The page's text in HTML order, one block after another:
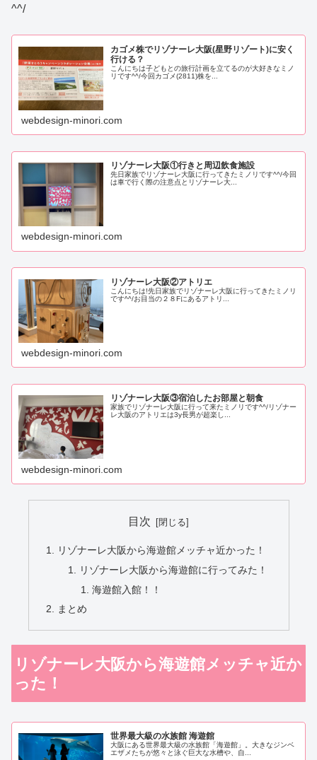
^^/
カゴメ株でリゾナーレ大阪(星野リゾート)に安く
行ける？
こんにちは子どもとの旅行計画を立てるのが大好きなミノ
リです^^/今回カゴメ(2811)株を...
webdesign-minori.com
リゾナーレ大阪①行きと周辺飲食施設
先日家族でリゾナーレ大阪に行ってきたミノリです^^/今回
は車で行く際の注意点とリゾナーレ大...
webdesign-minori.com
リゾナーレ大阪②アトリエ
こんにちは!先日家族でリゾナーレ大阪に行ってきたミノリ
です^^/お目当の２８Fにあるアトリ...
webdesign-minori.com
リゾナーレ大阪③宿泊したお部屋と朝食
家族でリゾナーレ大阪に行って来たミノリです^^/リゾナー
レ大阪のアトリエは3y長男が超楽し...
webdesign-minori.com
目次
リゾナーレ大阪から海遊館メッチャ近かった！
リゾナーレ大阪から海遊館に行ってみた！
海遊館入館！！
まとめ
リゾナーレ大阪から海遊館メッチャ近か
った！
世界最大級の水族館 海遊館
大阪にある世界最大級の水族館「海遊館」。大きなジンベ
エザメたちが悠々と泳ぐ巨大な水槽や、自...